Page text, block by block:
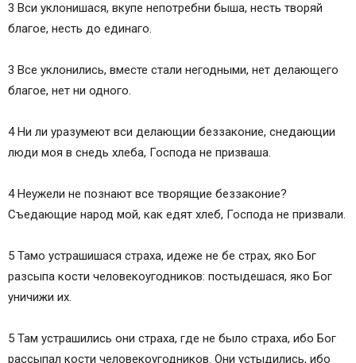
3 Вси уклонишася, вкупе непотребни быша, несть творяй
благое, несть до единаго.
3 Все уклонились, вместе стали негодными, нет делающего
благое, нет ни одного.
4 Ни ли уразумеют вси делающии беззаконие, снедающии
люди моя в снедь хлеба, Господа не призваша.
4 Неужели не познают все творящие беззаконие?
Съедающие народ мой, как едят хлеб, Господа не призвали.
5 Тамо устрашишася страха, идеже не бе страх, яко Бог
разсыпа кости человекоугодников: постыдешася, яко Бог
уничижи их.
5 Там устрашились они страха, где не было страха, ибо Бог
рассыпал кости человекоугодников. Они устыдились, ибо